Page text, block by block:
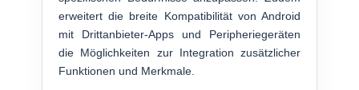
erweitert die breite Kompatibilität von Android
mit Drittanbieter-Apps und Peripheriegeräten
die Möglichkeiten zur Integration zusätzlicher
Funktionen und Merkmale.